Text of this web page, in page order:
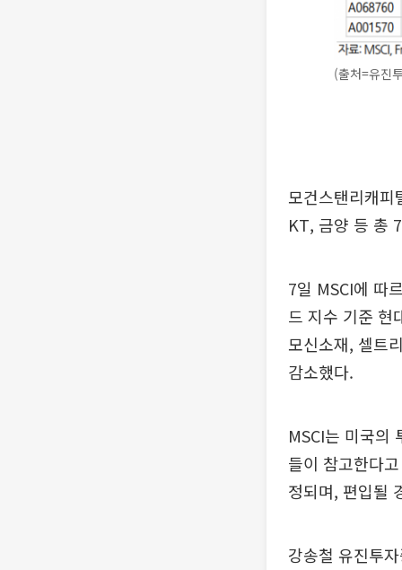
(출처=유진
모건스탠리캐
KT, 금양 등 총
7일 MSCI에 따
드 지수 기준 현
모신소재, 셀트
감소했다.
MSCI는 미국의
들이 참고한다
정되며, 편입될
강송철 유진투